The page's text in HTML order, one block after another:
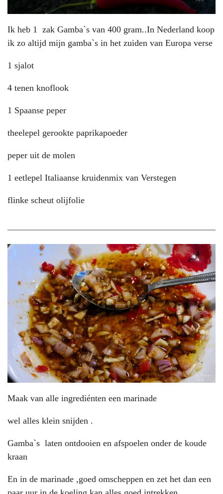
Ik heb 1 zak Gamba`s van 400 gram..In Nederland koop
ik zo altijd mijn gamba`s in het zuiden van Europa verse
1 sjalot
4 tenen knoflook
1 Spaanse peper
theelepel gerookte paprikapoeder
peper uit de molen
1 eetlepel Italiaanse kruidenmix van Verstegen
flinke scheut olijfolie
Maak van alle ingrediénten een marinade
wel alles klein snijden .
Gamba`s laten ontdooien en afspoelen onder de koude
kraan
En in de marinade ,goed omscheppen en zet het dan een